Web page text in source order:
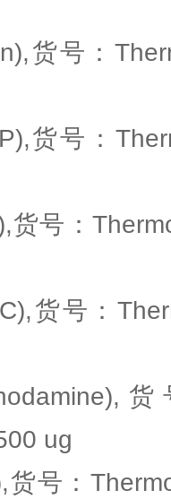
货号：
货号：
货号：
货号：
ug
货号：